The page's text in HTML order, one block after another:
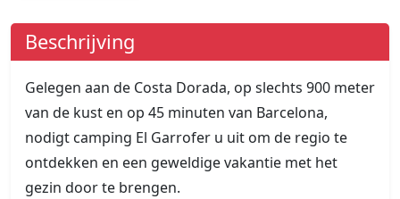
Beschrijving
Gelegen aan de Costa Dorada, op slechts 900 meter
van de kust en op 45 minuten van Barcelona,
nodigt camping El Garrofer u uit om de regio te
ontdekken en een geweldige vakantie met het
gezin door te brengen.